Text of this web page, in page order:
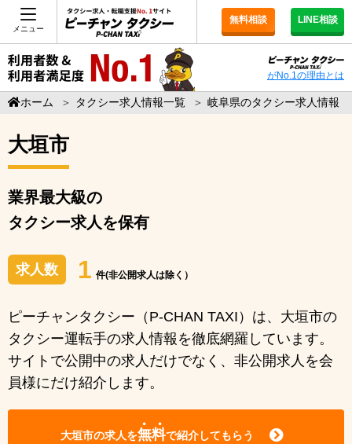
メニュー
無料相談 LINE相談
がNo.1の理由とは
ホーム ＞ タクシー求人情報一覧 ＞ 岐阜県のタクシー求人情報
大垣市
業界最大級の
タクシー求人を保有
求人数 1 件(非公開求人は除く）
ピーチャンタクシー（P-CHAN TAXI）は、大垣市の
タクシー運転手の求人情報を徹底網羅しています。
サイトで公開中の求人だけでなく、非公開求人を会
員様にだけ紹介します。
大垣市の求人を無料で紹介してもらう